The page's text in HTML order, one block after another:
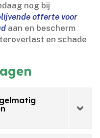
nog bij
offerte voor
aan en bescherm
en schade